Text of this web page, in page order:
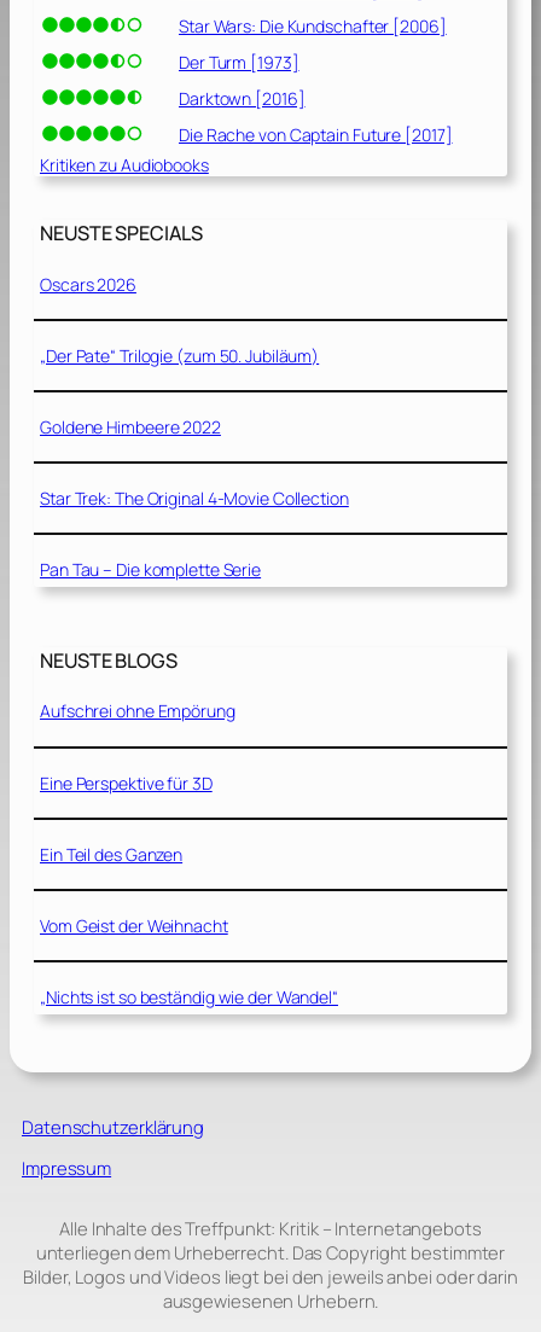
Star Wars: Die Kundschafter [2006]
Der Turm [1973]
Darktown [2016]
Die Rache von Captain Future [2017]
Kritiken zu Audiobooks
NEUSTE SPECIALS
Oscars 2026
„Der Pate“ Trilogie (zum 50. Jubiläum)
Goldene Himbeere 2022
Star Trek: The Original 4-Movie Collection
Pan Tau – Die komplette Serie
NEUSTE BLOGS
Aufschrei ohne Empörung
Eine Perspektive für 3D
Ein Teil des Ganzen
Vom Geist der Weihnacht
„Nichts ist so beständig wie der Wandel“
Datenschutzerklärung
Impressum
Alle Inhalte des Treffpunkt: Kritik – Internetangebots
unterliegen dem Urheberrecht. Das Copyright bestimmter
Bilder, Logos und Videos liegt bei den jeweils anbei oder darin
ausgewiesenen Urhebern.